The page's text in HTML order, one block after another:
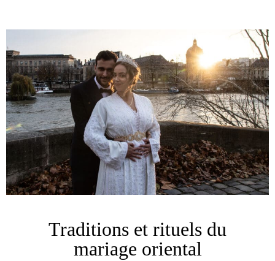
Traditions et rituels du
mariage oriental